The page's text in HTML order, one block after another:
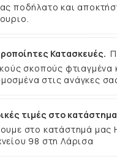
ποδήλατο και
Κατασκευές.
σκοπούς φτιαγμένα
στις ανάγκες
τιμές στο
στο κατάστημά
98 στη Λάρισα